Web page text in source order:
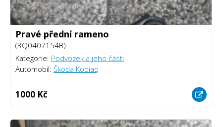
Pravé přední rameno
(3Q0407154B)
Kategorie: Podvozek a jeho části
Automobil: Škoda Kodiaq
1000 Kč